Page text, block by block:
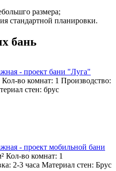
размера;
стандартной планировки.
бань
- проект бани "Луга"
Кол-во комнат: 1 Производство:
стен: брус
- проект мобильной бани
Кол-во комнат: 1
2-3 часа Материал стен: Брус